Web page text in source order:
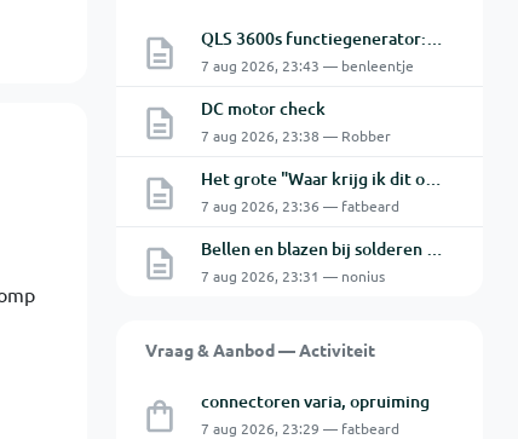
QLS 3600s functiegenerator: software verbinden lukt niet.
7 aug 2026, 23:43 — benleentje
DC motor check
7 aug 2026, 23:38 — Robber
Het grote "Waar krijg ik dit onderdeel" topic Deel 11
7 aug 2026, 23:36 — fatbeard
Bellen en blazen bij solderen van Chinese PCBs
7 aug 2026, 23:31 — nonius
Vraag & Aanbod — Activiteit
connectoren varia, opruiming
7 aug 2026, 23:29 — fatbeard